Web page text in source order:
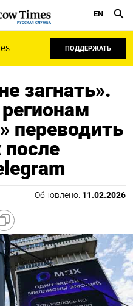
РУССКАЯ СЛУЖБА
EN
ПОДДЕРЖАТЬ
загнать».
переводить
Обновлено: 11.02.2026